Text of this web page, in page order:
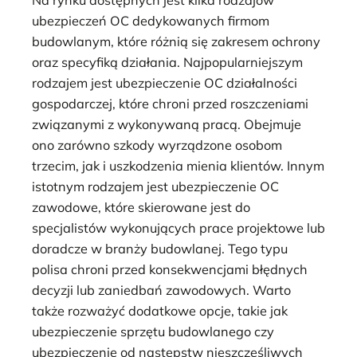
ubezpieczeń OC dedykowanych firmom
budowlanym, które różnią się zakresem ochrony
oraz specyfiką działania. Najpopularniejszym
rodzajem jest ubezpieczenie OC działalności
gospodarczej, które chroni przed roszczeniami
związanymi z wykonywaną pracą. Obejmuje
ono zarówno szkody wyrządzone osobom
trzecim, jak i uszkodzenia mienia klientów. Innym
istotnym rodzajem jest ubezpieczenie OC
zawodowe, które skierowane jest do
specjalistów wykonujących prace projektowe lub
doradcze w branży budowlanej. Tego typu
polisa chroni przed konsekwencjami błędnych
decyzji lub zaniedbań zawodowych. Warto
także rozważyć dodatkowe opcje, takie jak
ubezpieczenie sprzętu budowlanego czy
ubezpieczenie od następstw nieszczęśliwych